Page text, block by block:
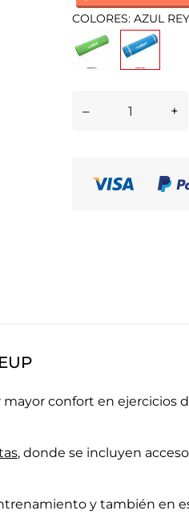
COLORES: AZUL REY
– +
confort en ejercicios
, donde se incluyen
y también en